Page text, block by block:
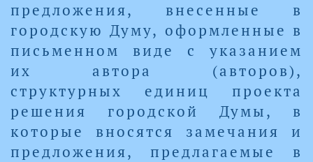
предложения, внесенные в
городскую Думу, оформленные в
письменном виде с указанием
их автора (авторов),
структурных единиц проекта
решения городской Думы, в
которые вносятся замечания и
предложения, предлагаемые в